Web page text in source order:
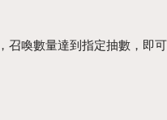
召喚數量達到指定抽數，即